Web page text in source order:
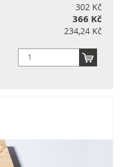
302 Kč
366 Kč
234,24 Kč